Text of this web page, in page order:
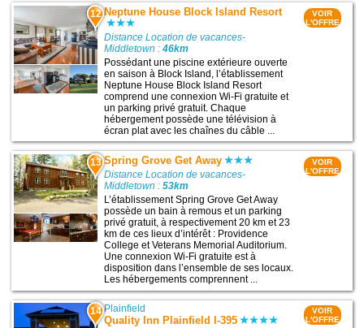
12 Neptune House Block Island Resort
Distance Location de vacances-
Middletown :46km
Possédant une piscine extérieure ouverte
en saison à Block Island, l’établissement
Neptune House Block Island Resort
comprend une connexion Wi-Fi gratuite et
un parking privé gratuit. Chaque
hébergement possède une télévision à
écran plat avec les chaînes du câble ...
VOIR
L'OFFRE
13 Spring Grove Get Away
Distance Location de vacances-
Middletown :53km
L’établissement Spring Grove Get Away
possède un bain à remous et un parking
privé gratuit, à respectivement 20 km et 23
km de ces lieux d’intérêt : Providence
College et Veterans Memorial Auditorium.
Une connexion Wi-Fi gratuite est à
disposition dans l’ensemble de ses locaux.
Les hébergements comprennent ...
VOIR
L'OFFRE
14 Plainfield
Quality Inn Plainfield I-395
VOIR
L'OFFRE